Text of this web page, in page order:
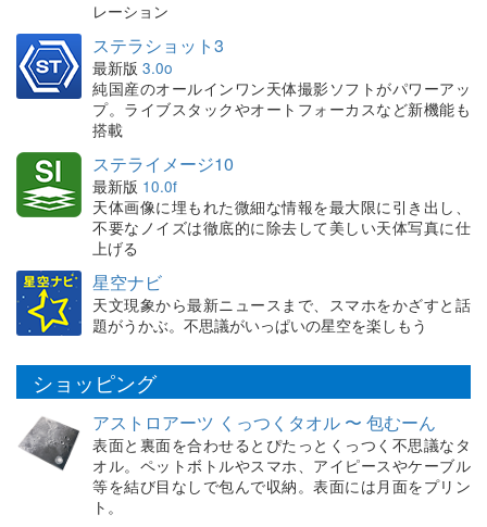
レーション
ステラショット3
最新版 3.0o
純国産のオールインワン天体撮影ソフトがパワーアッ
プ。ライブスタックやオートフォーカスなど新機能も
搭載
ステライメージ10
最新版 10.0f
天体画像に埋もれた微細な情報を最大限に引き出し、
不要なノイズは徹底的に除去して美しい天体写真に仕
上げる
星空ナビ
天文現象から最新ニュースまで、スマホをかざすと話
題がうかぶ。不思議がいっぱいの星空を楽しもう
ショッピング
アストロアーツ くっつくタオル 〜 包むーん
表面と裏面を合わせるとぴたっとくっつく不思議なタ
オル。ペットボトルやスマホ、アイピースやケーブル
等を結び目なしで包んで収納。表面には月面をプリン
ト。